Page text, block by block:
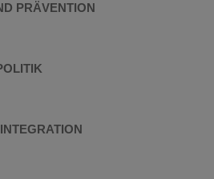
PRÄVENTION